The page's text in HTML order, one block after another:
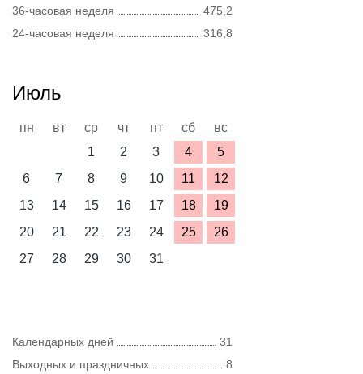
36-часовая неделя
475,2
24-часовая неделя
316,8
Июль
пн вт ср чт пт сб
вс
1
2 3 4
5
6
7 8 9 10 11
12
13
14 15 16 17 18
19
20
21 22 23 24 25
26
27
28 29 30 31
Календарных дней
31
Выходных и праздничных
8